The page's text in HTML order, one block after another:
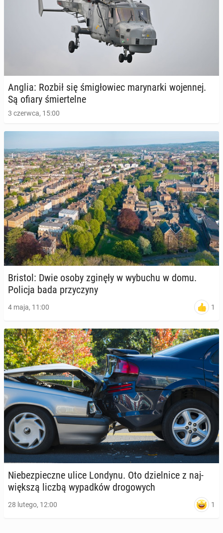
Anglia: Rozbił się śmi­gło­wiec ma­ry­nar­ki wo­jen­nej.
Są ofiary śmier­tel­ne
3 czerwca, 15:00
Bristol: Dwie osoby zginęły w wybuchu w domu.
Policja bada przy­czy­ny
4 maja, 11:00 1
Nie­bez­piecz­ne ulice Londynu. Oto dziel­ni­ce z naj­
więk­szą liczbą wy­pad­ków dro­go­wych
28 lutego, 12:00 1